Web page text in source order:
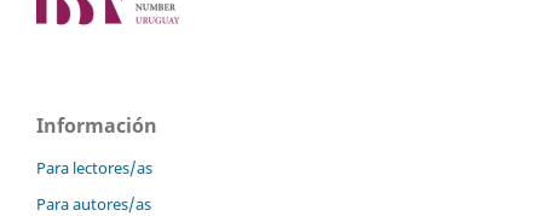
Información
Para lectores/as
Para autores/as